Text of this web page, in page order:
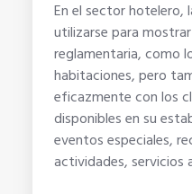
En el sector hotelero,
utilizarse para
reglamentaria, como
habitaciones, pero
eficazmente con los
disponibles en su
eventos especiales,
actividades, servicios